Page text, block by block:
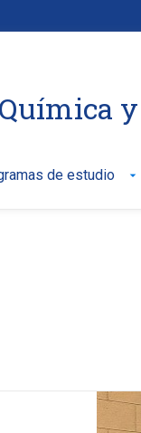
de estudio arrow_drop_down